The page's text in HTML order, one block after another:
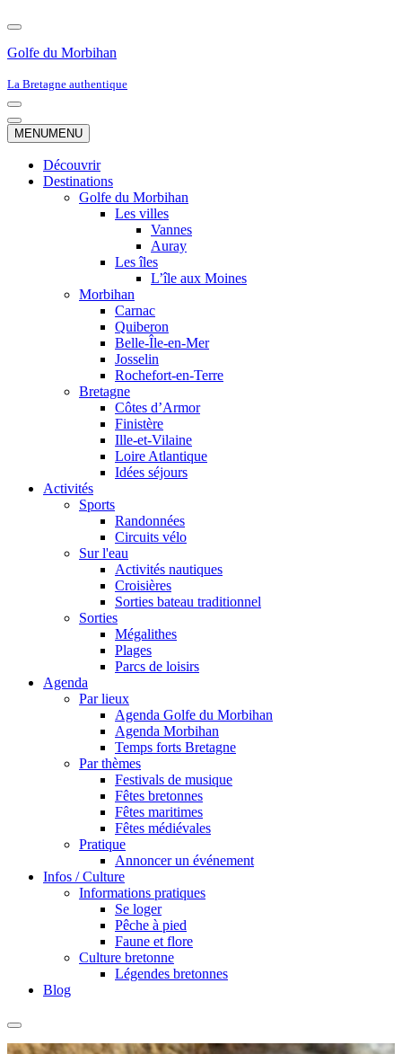
Golfe du Morbihan
La Bretagne authentique
Menu
de
navigation
Menu
de
MENUMENU
Découvrir
Destinations
Golfe du Morbihan
Les villes
Vannes
Auray
Les îles
L’île aux Moines
Morbihan
Carnac
Quiberon
Belle-Île-en-Mer
Josselin
Rochefort-en-Terre
Bretagne
Côtes d’Armor
Finistère
Ille-et-Vilaine
Loire Atlantique
Idées séjours
Activités
Sports
Randonnées
Circuits vélo
Sur l'eau
Activités nautiques
Croisières
Sorties bateau traditionnel
Sorties
Mégalithes
Plages
Parcs de loisirs
Agenda
Par lieux
Agenda Golfe du Morbihan
Agenda Morbihan
Temps forts Bretagne
Par thèmes
Festivals de musique
Fêtes bretonnes
Fêtes maritimes
Fêtes médiévales
Pratique
Annoncer un événement
Infos / Culture
Informations pratiques
Se loger
Pêche à pied
Faune et flore
Culture bretonne
Légendes bretonnes
Blog